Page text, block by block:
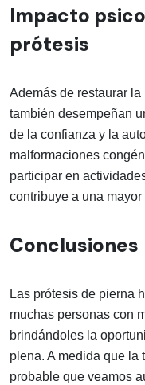
Impacto
prótesis
Además de restaurar
también desempeñan
de la confianza y la
malformaciones
participar en
contribuye a una
Conclusiones
Las prótesis de pierna
muchas personas con
brindándoles la
plena. A medida que
probable que veamos